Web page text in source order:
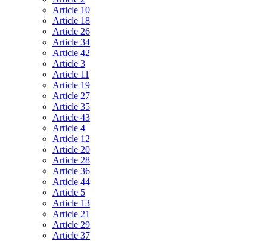
Article 10
Article 18
Article 26
Article 34
Article 42
Article 3
Article 11
Article 19
Article 27
Article 35
Article 43
Article 4
Article 12
Article 20
Article 28
Article 36
Article 44
Article 5
Article 13
Article 21
Article 29
Article 37